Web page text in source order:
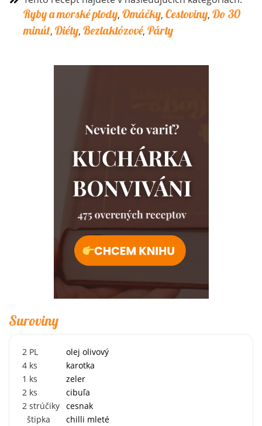
Ryby a morské plody, Omáčky, Cestoviny, Do 30
minút, Diéty, Bezlaktózové, Párty
Suroviny
2 PL
olej olivový
4 ks
karotka
1 ks
zeler
2 ks
cibuľa
2 strúčiky cesnak
štipka
chilli mleté